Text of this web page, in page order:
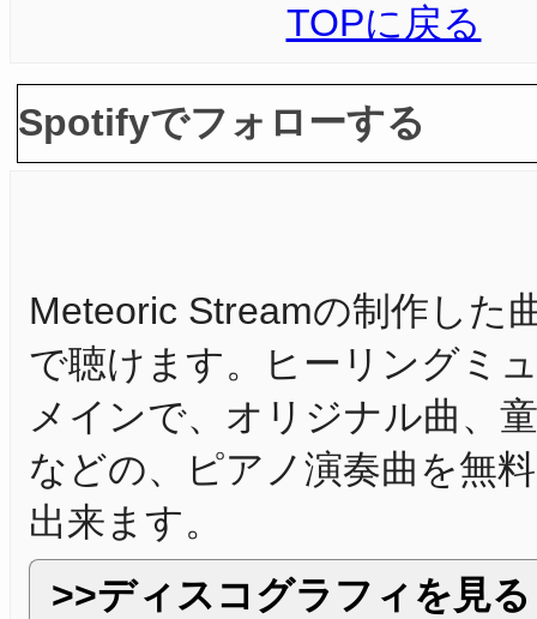
TOPに戻る
Spotifyでフォローする
Meteoric Streamの制作した
で聴けます。ヒーリングミ
メインで、オリジナル曲、
などの、ピアノ演奏曲を無
出来ます。
ディスコグラフィを見る